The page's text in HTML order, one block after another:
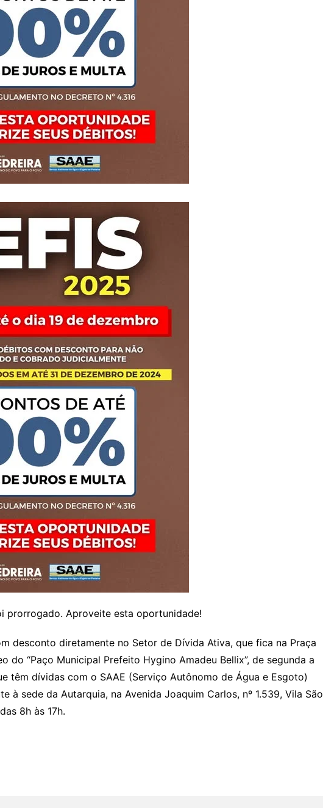
prorrogado. Aproveite esta oportunidade!
desconto diretamente no Setor de Dívida Ativa, que fica na Praça
do “Paço Municipal Prefeito Hygino Amadeu Bellix”, de segunda a
têm dívidas com o SAAE (Serviço Autônomo de Água e Esgoto)
à sede da Autarquia, na Avenida Joaquim Carlos, nº 1.539, Vila São
8h às 17h.